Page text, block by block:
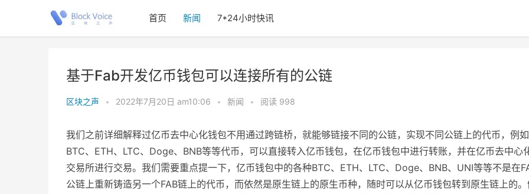
首页 新闻 7*24小时快讯
基于Fab开发亿币钱包可以连接所有的公链
区块之声 • 2022年7月20日 am10:06 • 新闻 • 阅读 998
我们之前详细解释过亿币去中心化钱包不用通过跨链桥，就能够链接不同的公链，实现不同公链上的代币，例如
BTC、ETH、LTC、Doge、BNB等等代币，可以直接转入亿币钱包，在亿币钱包中进行转账，并在亿币去中心
交易所进行交易。我们需要重点提一下，亿币钱包中的各种BTC、ETH、LTC、Doge、BNB、UNI等等不是在
公链上重新铸造另一个FAB链上的代币，而依然是原生链上的原生币种，随时可以从亿币钱包转到原生链上的